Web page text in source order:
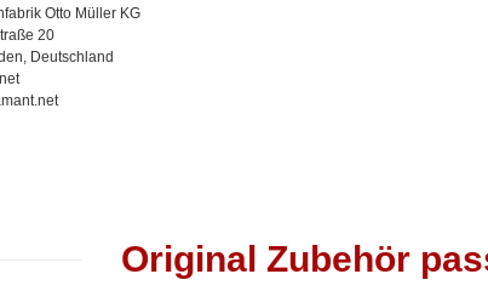
Otto Müller KG
20
Deutschland
Original Zubehör